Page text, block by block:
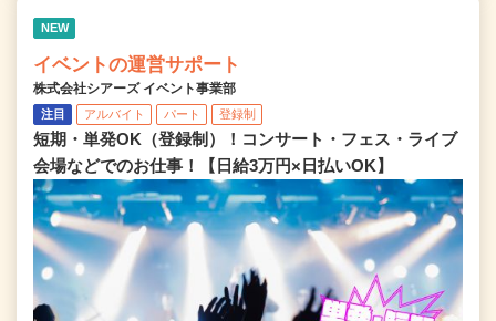
NEW
イベントの運営サポート
株式会社シアーズ イベント事業部
注目 アルバイト パート 登録制
短期・単発OK（登録制）！コンサート・フェス・ライブ
会場などでのお仕事！【日給3万円×日払いOK】